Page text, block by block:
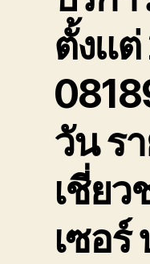
ตั้งแ
วัน ร
เชี่ย
เซอร์